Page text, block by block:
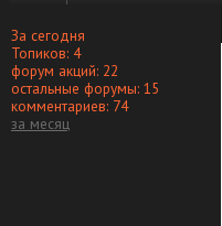
За сегодня
Топиков: 4
форум акций: 22
остальные форумы: 15
комментариев: 74
за месяц